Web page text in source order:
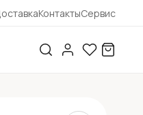
КонтактыСервис